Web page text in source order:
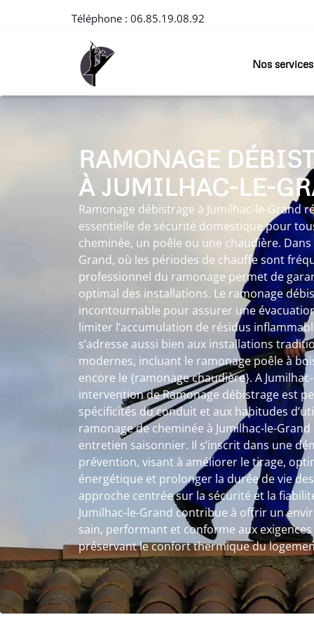
Téléphone : 06.85.19.08.92
Nos services
RAMONAGE
À JUMILHAC-LE-
Ramonage débistrage à Jumilhac-le-Grand
essentielle de sécurité domestique pour
cheminée, un poêle ou une chaudière.
Grand, où les périodes de chauffe sont
professionnel du ramonage permet de
optimal des installations. Le ramonage
incontournable pour assurer une
limiter l’accumulation de résidus
s’adresse aussi bien aux installations
modernes, incluant le ramonage poêle à
encore le {ramonage chaudière}. A
intervention de Ramonage débistrage est
spécificités du conduit et aux habitudes
ramonage de cheminée à Jumilhac-le-
entretien saisonnier. Il s’inscrit dans une
prévention, visant à améliorer le tirage,
énergétique et prolonger la durée de vie
approche centrée sur la sécurité et la
Jumilhac-le-Grand contribue à offrir un
sain, performant et conforme aux
préservant le confort thermique du